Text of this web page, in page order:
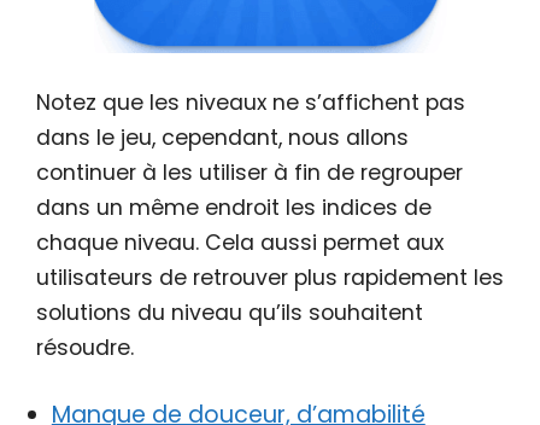
Notez que les niveaux ne s’affichent pas
dans le jeu, cependant, nous allons
continuer à les utiliser à fin de regrouper
dans un même endroit les indices de
chaque niveau. Cela aussi permet aux
utilisateurs de retrouver plus rapidement les
solutions du niveau qu’ils souhaitent
résoudre.
Manque de douceur, d’amabilité